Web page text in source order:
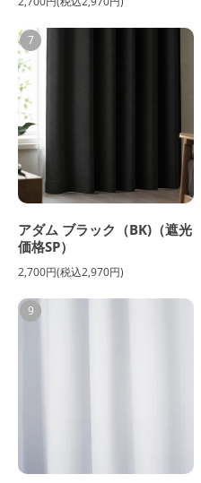
7
アダム ブラック（BK)（遮光
価格SP）
2,700円(税込2,970円)
9